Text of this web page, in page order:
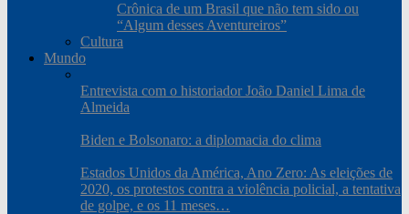
Crônica de um Brasil que não tem sido ou
“Algum desses Aventureiros”
Cultura
Mundo
Entrevista com o historiador João Daniel Lima de
Almeida
Biden e Bolsonaro: a diplomacia do clima
Estados Unidos da América, Ano Zero: As eleições de
2020, os protestos contra a violência policial, a tentativa
de golpe, e os 11 meses…